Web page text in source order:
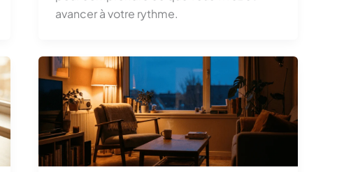
avancer à votre rythme.